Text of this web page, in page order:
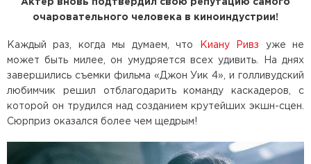
Актер вновь подтвердил свою репутацию самого
очаровательного человека в киноиндустрии!
Каждый раз, когда мы думаем, что Киану Ривз уже не
может быть милее, он умудряется всех удивить. На днях
завершились съемки фильма «Джон Уик 4», и голливудский
любимчик решил отблагодарить команду каскадеров, с
которой он трудился над созданием крутейших экшн-сцен.
Сюрприз оказался более чем щедрым!